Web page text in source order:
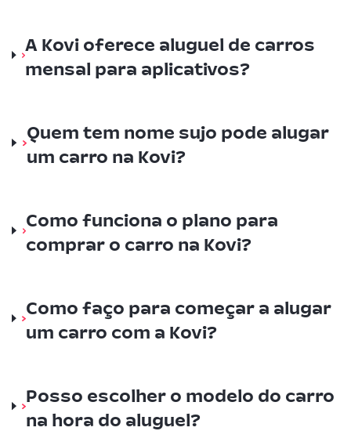
A Kovi oferece aluguel de carros
mensal para aplicativos?
Quem tem nome sujo pode alugar
um carro na Kovi?
Como funciona o plano para
comprar o carro na Kovi?
Como faço para começar a alugar
um carro com a Kovi?
Posso escolher o modelo do carro
na hora do aluguel?